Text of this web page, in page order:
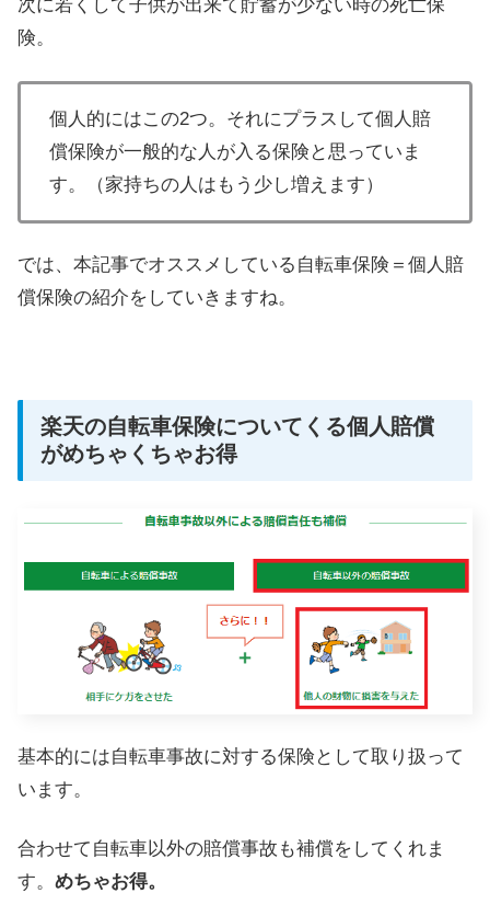
次に若くして子供が出来て貯蓄が少ない時の死亡保
険。
個人的にはこの2つ。それにプラスして個人賠
償保険が一般的な人が入る保険と思っていま
す。（家持ちの人はもう少し増えます）
では、本記事でオススメしている自転車保険＝個人賠
償保険の紹介をしていきますね。
楽天の自転車保険についてくる個人賠償
がめちゃくちゃお得
基本的には自転車事故に対する保険として取り扱って
います。
合わせて自転車以外の賠償事故も補償をしてくれま
す。 めちゃお得。